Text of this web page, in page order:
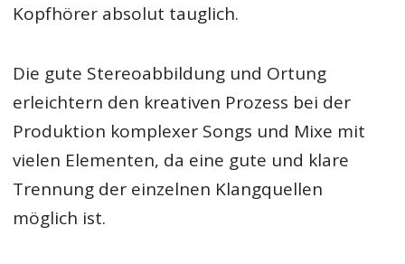
Kopfhörer absolut tauglich.
Die gute Stereoabbildung und Ortung
erleichtern den kreativen Prozess bei der
Produktion komplexer Songs und Mixe mit
vielen Elementen, da eine gute und klare
Trennung der einzelnen Klangquellen
möglich ist.